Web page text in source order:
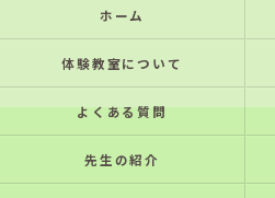
ホーム
体験教室について
よくある質問
先生の紹介